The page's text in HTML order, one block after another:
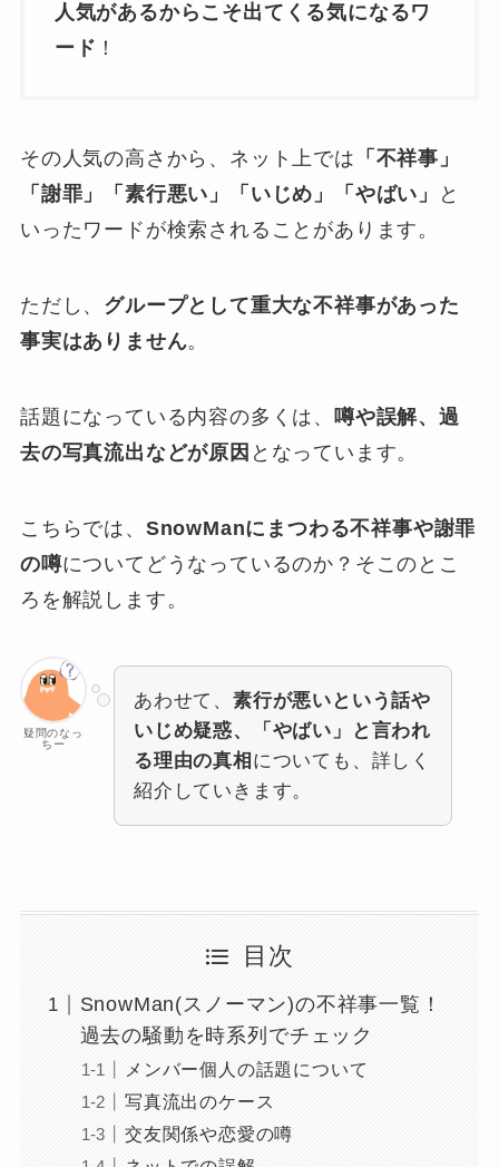
人気があるからこそ出てくる気になるワ
ード ！
その人気の高さから、ネット上では 「不祥事」
「謝罪」「素行悪い」「いじめ」「やばい」
と
いったワードが検索されることがあります。
ただし、 グループとして重大な不祥事があった
事実はありません。
話題になっている内容の多くは、 噂や誤解、過
去の写真流出などが原因 となっています。
こちらでは、 SnowManにまつわる不祥事や謝罪
の噂についてどうなっているのか？そこのとこ
ろを解説します。
疑問のなっ
ちー
あわせて、 素行が悪いという話や
いじめ疑惑、「やばい」と言われ
る理由の真相 についても、詳しく
紹介していきます。
目次
SnowMan(スノーマン)の不祥事一覧！
過去の騒動を時系列でチェック
メンバー個人の話題について
写真流出のケース
交友関係や恋愛の噂